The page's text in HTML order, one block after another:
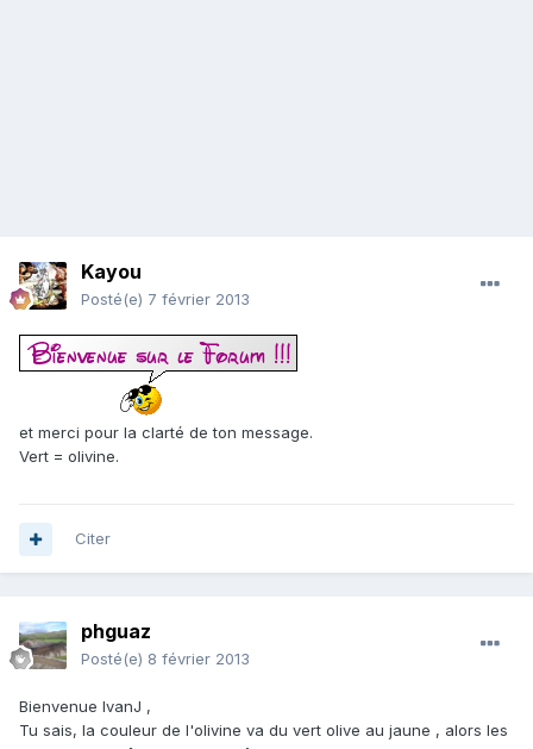
Kayou
Posté(e) 7 février 2013
et merci pour la clarté de ton message.
Vert = olivine.
Citer
phguaz
Posté(e) 8 février 2013
Bienvenue IvanJ ,
Tu sais, la couleur de l'olivine va du vert olive au jaune , alors les